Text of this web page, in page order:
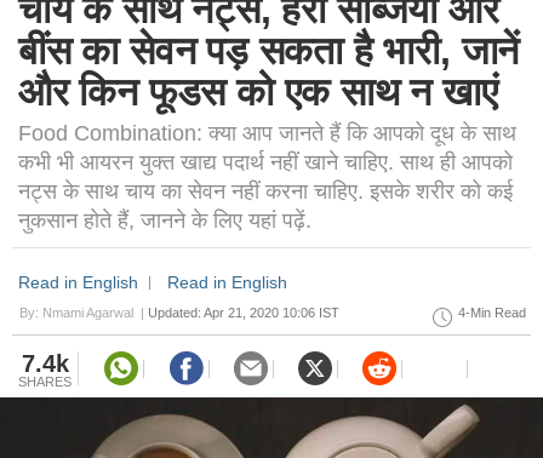
चाय के साथ नट्स, हरी सब्जियां और
बींस का सेवन पड़ सकता है भारी, जानें
और किन फूडस को एक साथ न खाएं
Food Combination: क्या आप जानते हैं कि आपको दूध के साथ
कभी भी आयरन युक्त खाद्य पदार्थ नहीं खाने चाहिए. साथ ही आपको
नट्स के साथ चाय का सेवन नहीं करना चाहिए. इसके शरीर को कई
नुकसान होते हैं, जानने के लिए यहां पढ़ें.
Read in English Read in English
By: Nmami Agarwal | Updated: Apr 21, 2020 10:06 IST 4-Min Read
7.4k
SHARES